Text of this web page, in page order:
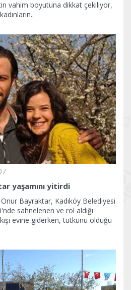
vahim boyutuna dikkat çekiliyor,
yaşamını yitirdi
Bayraktar, Kadıköy Belediyesi
sahnelenen ve rol aldığı
evine giderken, tutkunu olduğu